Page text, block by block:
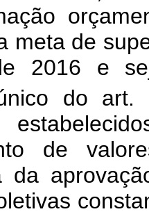
meta de
2016 e
do
de
da